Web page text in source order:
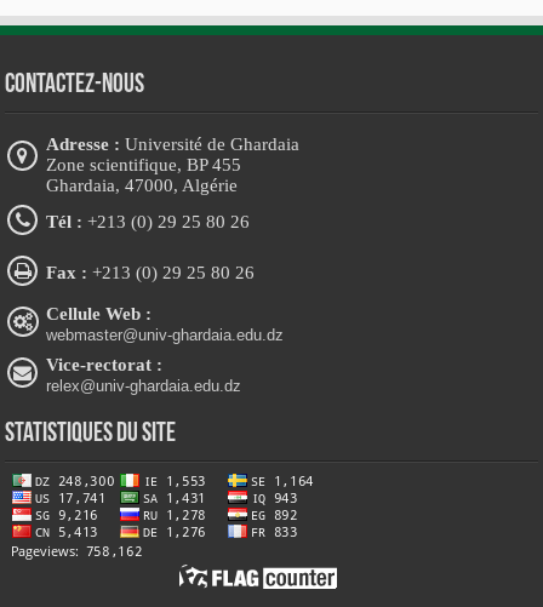
Contactez-nous
Adresse : Université de Ghardaia
Zone scientifique, BP 455
Ghardaia, 47000, Algérie
Tél : +213 (0) 29 25 80 26
Fax : +213 (0) 29 25 80 26
Cellule Web :
webmaster@univ-ghardaia.edu.dz
Vice-rectorat :
relex@univ-ghardaia.edu.dz
Statistiques du site